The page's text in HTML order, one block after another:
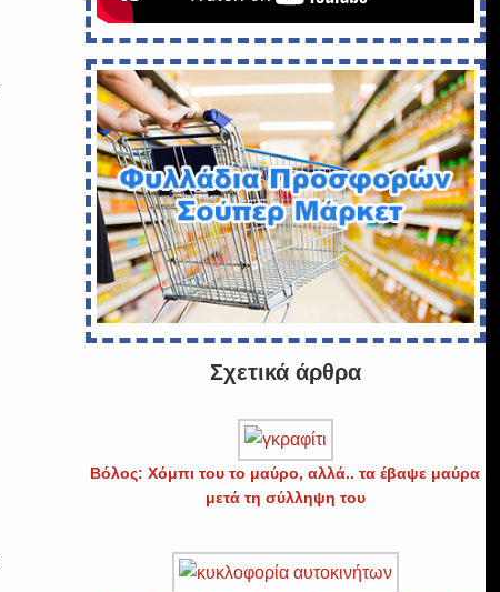
Σχετικά άρθρα
Βόλος: Χόμπι του το μαύρο, αλλά.. τα έβαψε μαύρα
μετά τη σύλληψη του